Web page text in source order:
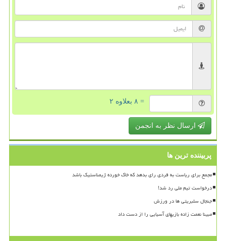
= ۸ بعلاوه ۲
ارسال نظر به انجمن
پربیننده ترین ها
مجمع برای ریاست به فردی رای بدهد که خاک خورده ژیمناستیک باشد
درخواست تیم ملی رد شد!
جنجال سلبریتی ها در ورزش
مبینا نعمت زاده بازیهای آسیایی را از دست داد